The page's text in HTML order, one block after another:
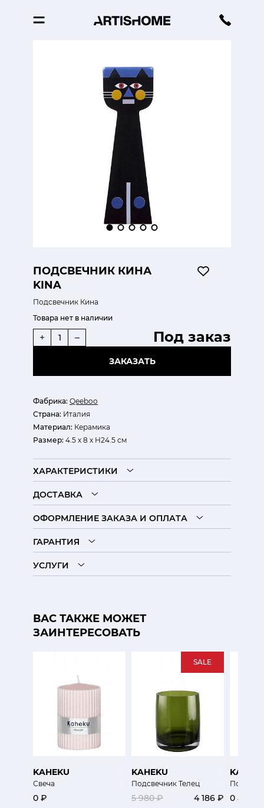
ПОДСВЕЧНИК КИНА
KINA
Подсвечник Кина
Фабрика: Qeeboo
Страна: Италия
Материал: Керамика
Размер: 4.5 х 8 х H24.5 см
Товара нет в наличии
Под заказ
+ –
ЗАКАЗАТЬ
ХАРАКТЕРИСТИКИ
ДОСТАВКА
ОФОРМЛЕНИЕ ЗАКАЗА И ОПЛАТА
ГАРАНТИЯ
УСЛУГИ
ВАС ТАКЖЕ МОЖЕТ
ЗАИНТЕРЕСОВАТЬ
KAHEKU
Свеча
0 ₽
SALE
KAHEKU
Подсвечник Телец
5 980 ₽ 4 186 ₽ 0 ₽